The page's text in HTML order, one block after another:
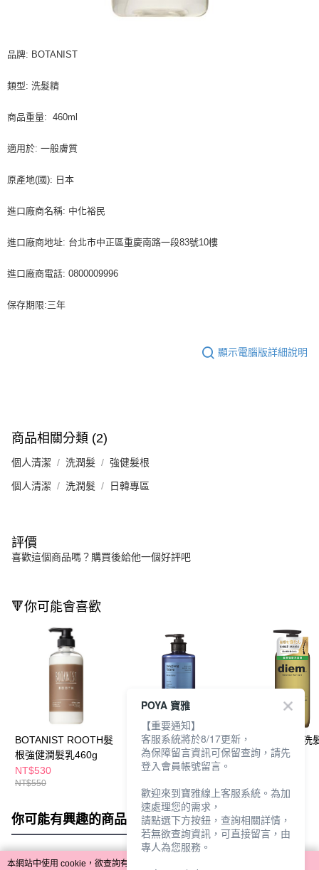
品牌: BOTANIST
類型: 洗髮精
商品重量: 460ml
適用於: 一般膚質
原產地(國): 日本
進口廠商名稱: 中化裕民
進口廠商地址: 台北市中正區重慶南路一段83號10樓
進口廠商電話: 0800009996
保存期限:三年
顯示電腦版詳細說明
商品相關分類 (2)
個人清潔 洗潤髮 強健髮根
個人清潔 洗潤髮 日韓專區
評價
喜歡這個商品嗎？購買後給他一個好評吧
🔻你可能會喜歡
BOTANIST ROOTH髮
根強健潤髮乳460g
NT$530
NT$550
呂強韌髮根香氛洗髮精
585ml襄陽波濤
NT$449
diem髮根強韌洗
480ml
你可能有興趣的商品 全站排行
本網站中使用 cookie，欲查詢有關本網站使用 cookie 方式之詳情，及若您不希
POYA 寶雅
【重要通知】
客服系統將於8/17更新，
為保障留言資訊可保留查詢，請先
登入會員帳號留言。
歡迎來到寶雅線上客服系統。為加
速處理您的需求，
請點選下方按鈕，查詢相關詳情，
若無欲查詢資訊，可直接留言，由
專人為您服務。